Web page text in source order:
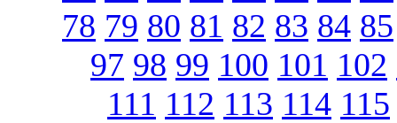
78 79 80 81 82 83 84 85
97 98 99 100 101 102
111 112 113 114 115